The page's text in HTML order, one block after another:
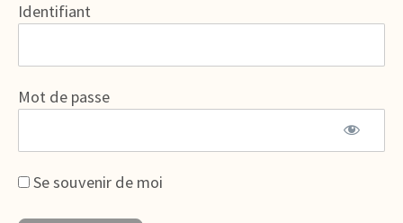
Identifiant
Mot de passe
Se souvenir de moi